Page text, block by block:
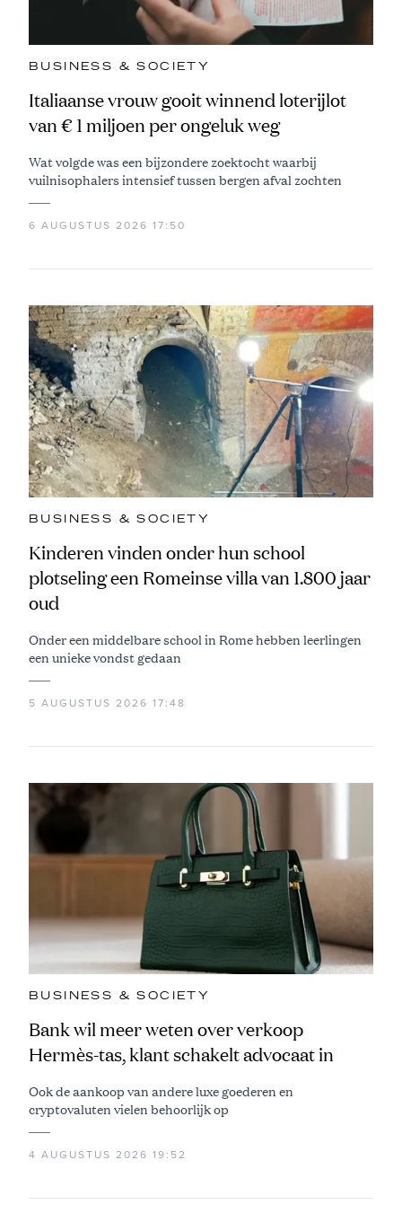
BUSINESS & SOCIETY
Italiaanse vrouw gooit winnend loterijlot
van € 1 miljoen per ongeluk weg
Wat volgde was een bijzondere zoektocht waarbij
vuilnisophalers intensief tussen bergen afval zochten
6 AUGUSTUS 2026 17:50
BUSINESS & SOCIETY
Kinderen vinden onder hun school
plotseling een Romeinse villa van 1.800 jaar
oud
Onder een middelbare school in Rome hebben leerlingen
een unieke vondst gedaan
5 AUGUSTUS 2026 17:48
BUSINESS & SOCIETY
Bank wil meer weten over verkoop
Hermès-tas, klant schakelt advocaat in
Ook de aankoop van andere luxe goederen en
cryptovaluten vielen behoorlijk op
4 AUGUSTUS 2026 19:52